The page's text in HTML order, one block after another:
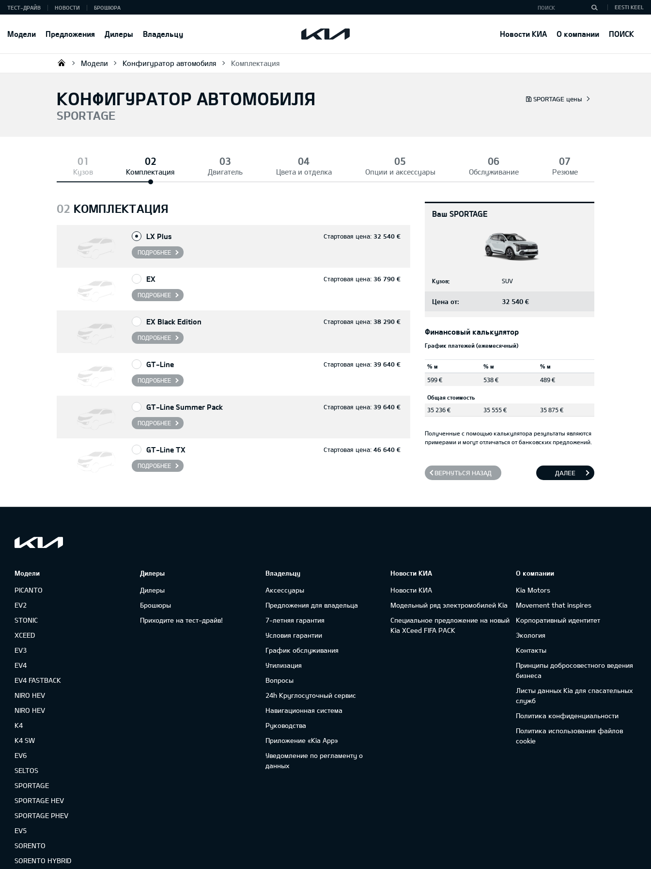
Модели Предложения Дилеры Владельцу Новости КИА О компании ПОИСК
ТЕСТ-ДРАЙВ НОВОСТИ БРОШЮРА EESTI KEEL
KIA AUTO AS
Модели Конфигуратор автомобиля Комплектация
SPORTAGE цены
КОНФИГУРАТОР АВТОМОБИЛЯ
SPORTAGE
Кузов Комплектация Двигатель Цвета и отделка Опции и аксессуары Обслуживание Резюме
02 КОМПЛЕКТАЦИЯ
Стартовая цена: 32 540 €
LX Plus
ПОДРОБНЕЕ
Стартовая цена: 36 790 €
EX
ПОДРОБНЕЕ
Стартовая цена: 38 290 €
EX Black Edition
ПОДРОБНЕЕ
Стартовая цена: 39 640 €
GT-Line
ПОДРОБНЕЕ
Стартовая цена: 39 640 €
GT-Line Summer Pack
ПОДРОБНЕЕ
Стартовая цена: 46 640 €
GT-Line TX
ПОДРОБНЕЕ
Ваш SPORTAGE
Кузов: SUV
Цена от: 32 540 €
Финансовый калькулятор
График платежей (ежемесячный)
% м % м
% м
599 €
538 € 489 €
Общая стоимость
35 236 €
35 555 € 35 875 €
Полученные с помощью калькулятора результаты являются
примерами и могут отличаться от банковских предложений.
ВЕРНУТЬСЯ НАЗАД ДАЛЕЕ
Модели
PICANTO
EV2
STONIC
XCEED
EV3
EV4
EV4 FASTBACK
NIRO HEV
NIRO HEV
K4
K4 SW
EV6
SELTOS
SPORTAGE
SPORTAGE HEV
SPORTAGE PHEV
EV5
SORENTO
SORENTO HYBRID
Дилеры
Дилеры
Брошюры
Приходите на тест-драйв!
Владельцу
Аксессуары
Предложения для владельца
7-летняя гарантия
Условия гарантии
График обслуживания
Утилизация
Вопросы
24h Круглосуточный сервис
Навигационная система
Руководства
Приложение «Kia App»
Уведомление по регламенту о
данных
Новости КИА
Новости КИА
Модельный ряд электромобилей Kia
Специальное предложение на новый
Kia XCeed FIFA PACK
О компании
Kia Motors
Movement that inspires
Корпоративный идентитет
Экология
Контакты
Принципы добросовестного ведения
бизнеса
Листы данных Kia для спасательных
служб
Политика конфиденциальности
Политика использования файлов
cookie